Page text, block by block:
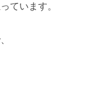
ています。